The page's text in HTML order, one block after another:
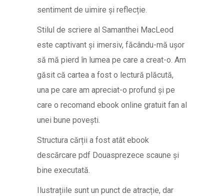
sentiment de uimire și reflecție.
Stilul de scriere al Samanthei MacLeod
este captivant și imersiv, făcându-mă ușor
să mă pierd în lumea pe care a creat-o. Am
găsit că cartea a fost o lectură plăcută,
una pe care am apreciat-o profund și pe
care o recomand ebook online gratuit fan al
unei bune povești.
Structura cărții a fost atât ebook
descărcare pdf Douasprezece scaune și
bine executată.
Ilustrațiile sunt un punct de atracție, dar